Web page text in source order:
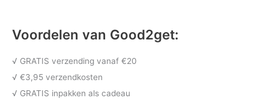
Voordelen van Good2get:
√ GRATIS verzending vanaf €20
√ €3,95 verzendkosten
√ GRATIS inpakken als cadeau